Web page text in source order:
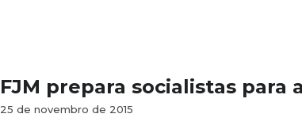
FJM prepara socialistas para
25 de novembro de 2015